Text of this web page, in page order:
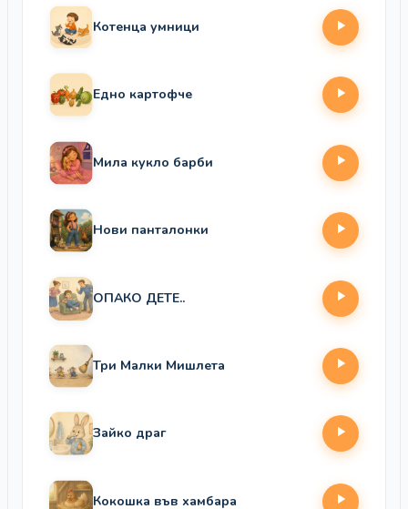
Котенца умници
Едно картофче
Мила кукло барби
Нови панталонки
ОПАКО ДЕТЕ..
Три Малки Мишлета
Зайко драг
Кокошка във хамбара